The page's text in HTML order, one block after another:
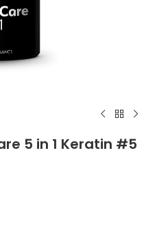
5 in 1 Keratin #5